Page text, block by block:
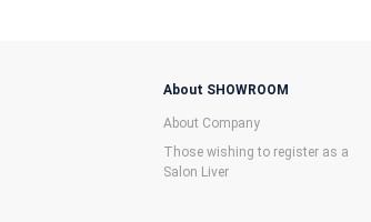
About SHOWROOM
About Company
Those wishing to register as a
Salon Liver